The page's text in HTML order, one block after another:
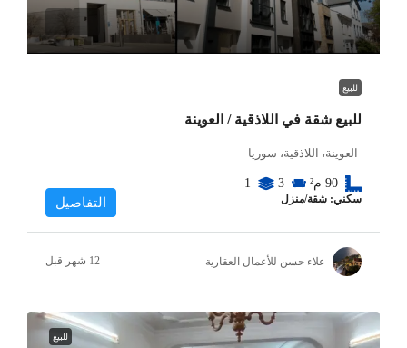
للبيع
للبيع شقة في اللاذقية / العوينة
العوينة، اللاذقية، سوريا
90 م² 3
1
سكني: شقة/منزل التفاصيل
علاء حسن للأعمال العقارية
للبيع